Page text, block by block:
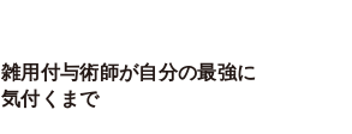
雑用付与術師が自分の最強に
気付くまで